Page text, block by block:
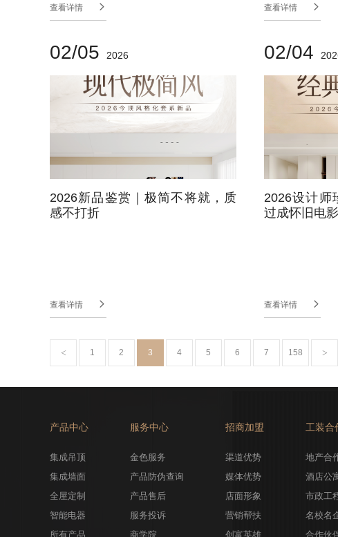
查看详情  查看详情 
02/05 2026
2026新品鉴赏｜极简不将就，质
感不打折
查看详情 
02/04
2026设计
过成怀旧电影
查看详情 
1 2 3 4 5 6 7 158
产品中心
集成吊顶
集成墙面
全屋定制
智能电器
所有产品
服务中心
金色服务
产品防伪查询
产品售后
服务投诉
商学院
招商加盟
渠道优势
媒体优势
店面形象
营销帮扶
创富英雄
工装合
地产合
酒店公
市政工
名校名
合作伙